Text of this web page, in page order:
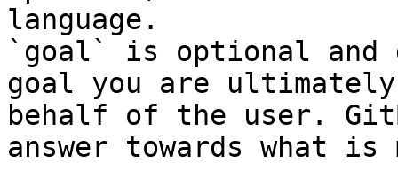
language.
`goal` is optional and
goal you are
behalf of the user.
answer towards what